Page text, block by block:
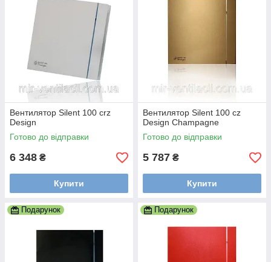
Вентилятор Silent 100 crz
Design
Готово до відправки
6 348 ₴
Купити
Вентилятор Silent 100 cz
Design Champagne
Готово до відправки
5 787 ₴
Купити
Подарунок Подарунок